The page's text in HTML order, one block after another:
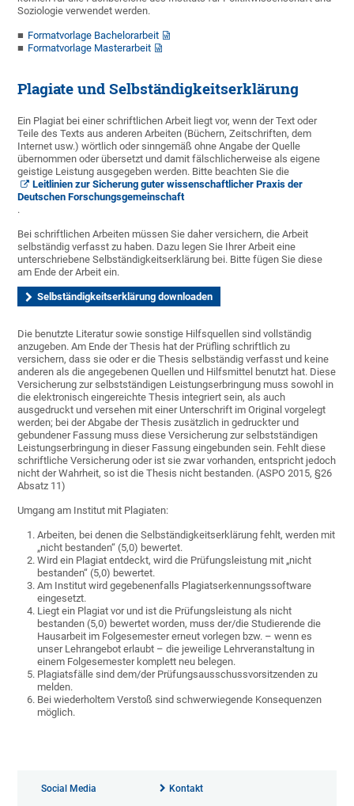
Soziologie verwendet werden.
Formatvorlage Bachelorarbeit
Formatvorlage Masterarbeit
Plagiate und Selbständigkeitserklärung
Ein Plagiat bei einer schriftlichen Arbeit liegt vor, wenn der Text oder
Teile des Texts aus anderen Arbeiten (Büchern, Zeitschriften, dem
Internet usw.) wörtlich oder sinngemäß ohne Angabe der Quelle
übernommen oder übersetzt und damit fälschlicherweise als eigene
geistige Leistung ausgegeben werden. Bitte beachten Sie die
Leitlinien zur Sicherung guter wissenschaftlicher Praxis der
Deutschen Forschungsgemeinschaft
.
Bei schriftlichen Arbeiten müssen Sie daher versichern, die Arbeit
selbständig verfasst zu haben. Dazu legen Sie Ihrer Arbeit eine
unterschriebene Selbständigkeitserklärung bei. Bitte fügen Sie diese
am Ende der Arbeit ein.
Selbständigkeitserklärung downloaden
Die benutzte Literatur sowie sonstige Hilfsquellen sind vollständig
anzugeben. Am Ende der Thesis hat der Prüfling schriftlich zu
versichern, dass sie oder er die Thesis selbständig verfasst und keine
anderen als die angegebenen Quellen und Hilfsmittel benutzt hat. Diese
Versicherung zur selbstständigen Leistungserbringung muss sowohl in
die elektronisch eingereichte Thesis integriert sein, als auch
ausgedruckt und versehen mit einer Unterschrift im Original vorgelegt
werden; bei der Abgabe der Thesis zusätzlich in gedruckter und
gebundener Fassung muss diese Versicherung zur selbstständigen
Leistungserbringung in dieser Fassung eingebunden sein. Fehlt diese
schriftliche Versicherung oder ist sie zwar vorhanden, entspricht jedoch
nicht der Wahrheit, so ist die Thesis nicht bestanden. (ASPO 2015, §26
Absatz 11)
Umgang am Institut mit Plagiaten:
Arbeiten, bei denen die Selbständigkeitserklärung fehlt, werden mit
„nicht bestanden“ (5,0) bewertet.
Wird ein Plagiat entdeckt, wird die Prüfungsleistung mit „nicht
bestanden“ (5,0) bewertet.
Am Institut wird gegebenenfalls Plagiatserkennungssoftware
eingesetzt.
Liegt ein Plagiat vor und ist die Prüfungsleistung als nicht
bestanden (5,0) bewertet worden, muss der/die Studierende die
Hausarbeit im Folgesemester erneut vorlegen bzw. – wenn es
unser Lehrangebot erlaubt – die jeweilige Lehrveranstaltung in
einem Folgesemester komplett neu belegen.
Plagiatsfälle sind dem/der Prüfungsausschussvorsitzenden zu
melden.
Bei wiederholtem Verstoß sind schwerwiegende Konsequenzen
möglich.
Social Media Kontakt